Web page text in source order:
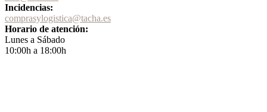
Incidencias:
comprasylogistica@tacha.es
Horario de atención:
Lunes a Sábado
10:00h a 18:00h